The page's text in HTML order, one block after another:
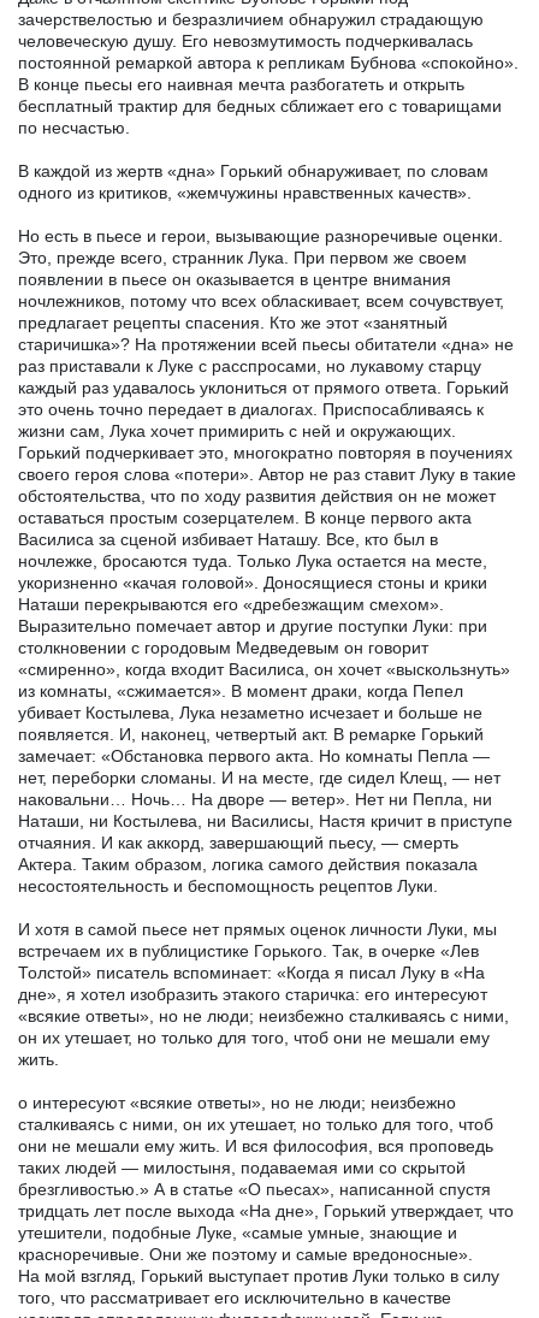
зачерствелостью и безразличием обнаружил страдающую
человеческую душу. Его невозмутимость подчеркивалась
постоянной ремаркой автора к репликам Бубнова «спокойно».
В конце пьесы его наивная мечта разбогатеть и открыть
бесплатный трактир для бедных сближает его с товарищами
по несчастью.
В каждой из жертв «дна» Горький обнаруживает, по словам
одного из критиков, «жемчужины нравственных качеств».
Но есть в пьесе и герои, вызывающие разноречивые оценки.
Это, прежде всего, странник Лука. При первом же своем
появлении в пьесе он оказывается в центре внимания
ночлежников, потому что всех обласкивает, всем сочувствует,
предлагает рецепты спасения. Кто же этот «занятный
старичишка»? На протяжении всей пьесы обитатели «дна» не
раз приставали к Луке с расспросами, но лукавому старцу
каждый раз удавалось уклониться от прямого ответа. Горький
это очень точно передает в диалогах. Приспосабливаясь к
жизни сам, Лука хочет примирить с ней и окружающих.
Горький подчеркивает это, многократно повторяя в поучениях
своего героя слова «потери». Автор не раз ставит Луку в такие
обстоятельства, что по ходу развития действия он не может
оставаться простым созерцателем. В конце первого акта
Василиса за сценой избивает Наташу. Все, кто был в
ночлежке, бросаются туда. Только Лука остается на месте,
укоризненно «качая головой». Доносящиеся стоны и крики
Наташи перекрываются его «дребезжащим смехом».
Выразительно помечает автор и другие поступки Луки: при
столкновении с городовым Медведевым он говорит
«смиренно», когда входит Василиса, он хочет «выскользнуть»
из комнаты, «сжимается». В момент драки, когда Пепел
убивает Костылева, Лука незаметно исчезает и больше не
появляется. И, наконец, четвертый акт. В ремарке Горький
замечает: «Обстановка первого акта. Но комнаты Пепла —
нет, переборки сломаны. И на месте, где сидел Клещ, — нет
наковальни… Ночь… На дворе — ветер». Нет ни Пепла, ни
Наташи, ни Костылева, ни Василисы, Настя кричит в приступе
отчаяния. И как аккорд, завершающий пьесу, — смерть
Актера. Таким образом, логика самого действия показала
несостоятельность и беспомощность рецептов Луки.
И хотя в самой пьесе нет прямых оценок личности Луки, мы
встречаем их в публицистике Горького. Так, в очерке «Лев
Толстой» писатель вспоминает: «Когда я писал Луку в «На
дне», я хотел изобразить этакого старичка: его интересуют
«всякие ответы», но не люди; неизбежно сталкиваясь с ними,
он их утешает, но только для того, чтоб они не мешали ему
жить.
о интересуют «всякие ответы», но не люди; неизбежно
сталкиваясь с ними, он их утешает, но только для того, чтоб
они не мешали ему жить. И вся философия, вся проповедь
таких людей — милостыня, подаваемая ими со скрытой
брезгливостью.» А в статье «О пьесах», написанной спустя
тридцать лет после выхода «На дне», Горький утверждает, что
утешители, подобные Луке, «самые умные, знающие и
красноречивые. Они же поэтому и самые вредоносные».
На мой взгляд, Горький выступает против Луки только в силу
того, что рассматривает его исключительно в качестве